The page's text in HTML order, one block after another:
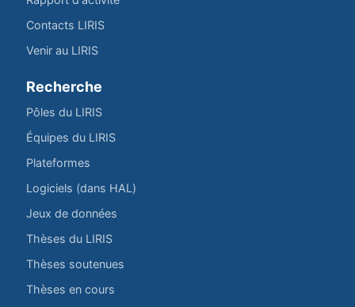
Contacts LIRIS
Venir au LIRIS
Recherche
Pôles du LIRIS
Équipes du LIRIS
Plateformes
Logiciels (dans HAL)
Jeux de données
Thèses du LIRIS
Thèses soutenues
Thèses en cours